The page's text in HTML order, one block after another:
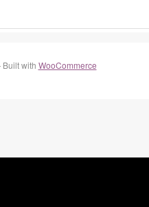
with WooCommerce